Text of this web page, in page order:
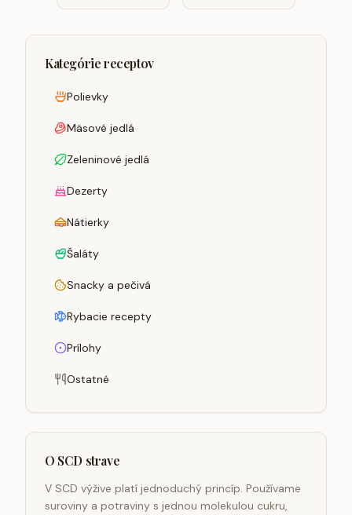
/vegánska/
Kategórie receptov
Polievky
Mäsové jedlá
Zeleninové jedlá
Dezerty
Nátierky
Šaláty
Snacky a pečivá
Rybacie recepty
Prílohy
Ostatné
O SCD strave
V SCD výžive platí jednoduchý princíp. Používame
suroviny a potraviny s jednou molekulou cukru,